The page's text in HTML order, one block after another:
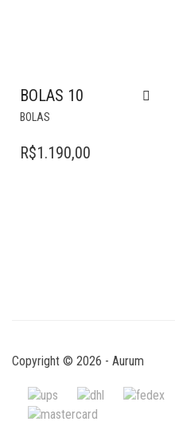
BOLAS 10
BOLAS
R$1.190,00
Copyright © 2026 - Aurum